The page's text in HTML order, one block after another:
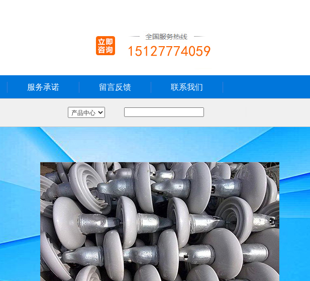
服务承诺 留言反馈 联系我们